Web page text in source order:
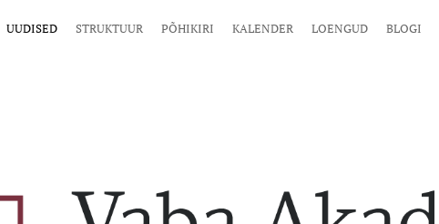
UUDISED STRUKTUUR PÕHIKIRI KALENDER LOENGUD BLOGI